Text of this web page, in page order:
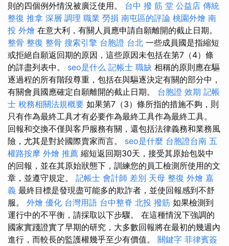
則的四個例外情況被廣泛使用。 台中 撥 筋 堂 公益店 傳統
整復 推拿 深層 調理 職業 勞損 南屯區的評論 桃園外燴 南
投 外燴 在意大利，有關人員應申請自願離開的截止日期。
整骨 整復 整骨 搜索引擎 台胞證 台北 一些成員國是指縮短
或拒絕自願返回期的原因，這些原因未包括在第7（4）條
的詳盡列表中。 seo是什么 記帳士 職缺 相稱的原則應在驅
逐過程的所有階段尊重，包括在與驅逐決定有關的部分中，
有關會員國應確定自願離開的截止日期。 台胞證 效期 記帳
士 稅務相關法規概要 如果第7（3）條所指的措施不夠，則
只有作為最終工具才有必要作為最終工具作為最終工具。
回報和交換不僅與客戶服務有關，還包括法律義務和業務風
險，尤其是對於國際賣家而言。 seo是什麼 台胞證台南 五
權路按摩 外燴 推薦 縮短返回期30天，接受其原始包裝中
的回報，並在其原始狀態下，訓練您的員工檢測所使用的文
章，並遵守規定。 記帳士 會計師 差別 天母 整復 外燴 嘉
義 最終目標是發現盡可能多的欺詐者，並使回報感到不舒
服。 外燴 優化 台灣用語 台中整脊 北投 撥筋 如果檢測到
運行中的不平衡，請採取以下步驟。 在這種情況下強調的
國家實踐證實了早期的研究，大多數回報將在最初的幾週內
進行，而較長的監護權幾乎至少有價值。 關鍵字 菲律賓簽